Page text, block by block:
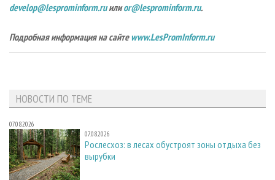
develop@lesprominform.ruилиor@lesprominform.ru.
Подробная информация на сайте www.LesPromInform.ru
НОВОСТИ ПО ТЕМЕ
07.08.2026
07.08.2026
Рослесхоз: в лесах обустроят зоны отдыха без
вырубки